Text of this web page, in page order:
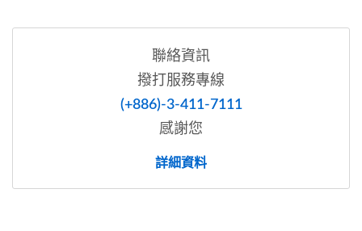
聯絡資訊
撥打服務專線
(+886)-3-411-7111
感謝您
詳細資料